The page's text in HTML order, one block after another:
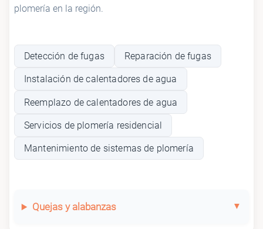
plomería en la región.
Detección de fugas Reparación de fugas
Instalación de calentadores de agua
Reemplazo de calentadores de agua
Servicios de plomería residencial
Mantenimiento de sistemas de plomería
Quejas y alabanzas